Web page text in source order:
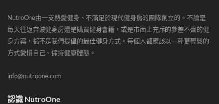
NutroOne由一支熱愛健身、不滿足於現代健身房的團隊創立的。不論是
每天往返奔波健身房還是購買健身會籍，或是市面上充斥的參差不齊的健
身方案，都不是我們提倡的最佳健身方式。每個人都應該以一種更輕鬆的
方式愛惜自己、保持健康體態。
info@nutroone.com
認識 NutroOne